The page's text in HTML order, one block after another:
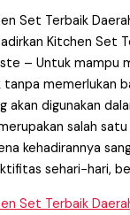
Set Terbaik
Kitchen Set
– Untuk mampu
tanpa memerlukan
akan digunakan
salah
kehadirannya
sehari−hari,
Set Terbaik